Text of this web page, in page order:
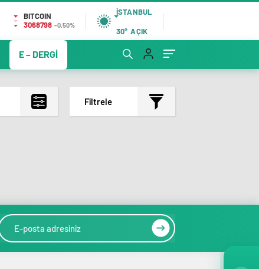
BITCOIN
3068798 -0,50%
İSTANBUL
30° AÇIK
E – DERGİ
Filtrele